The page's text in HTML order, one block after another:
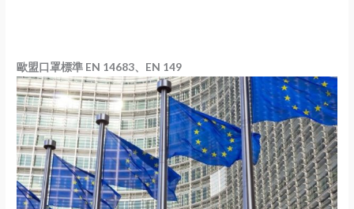
歐盟口罩標準 EN 14683、EN 149